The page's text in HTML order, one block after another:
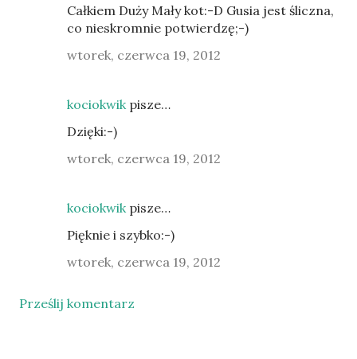
Całkiem Duży Mały kot:-D Gusia jest śliczna,
co nieskromnie potwierdzę;-)
wtorek, czerwca 19, 2012
kociokwik pisze…
Dzięki:-)
wtorek, czerwca 19, 2012
kociokwik pisze…
Pięknie i szybko:-)
wtorek, czerwca 19, 2012
Prześlij komentarz